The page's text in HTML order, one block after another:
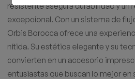
resistente asegura durabilidad y un
excepcional. Con un sistema de
Orbis Borocca ofrece una
nítida. Su estética elegante y su
convierten en un accesorio
entusiastas que buscan lo mejor en